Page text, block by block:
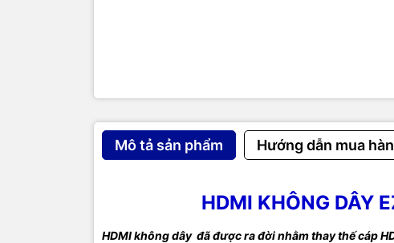
Mô tả sản phẩm Hướng dẫn mua
HDMI KHÔNG DÂY
HDMI không dây đã được ra đời nhằm thay thế cáp
Âm thanh
Video
Hệ điều hành